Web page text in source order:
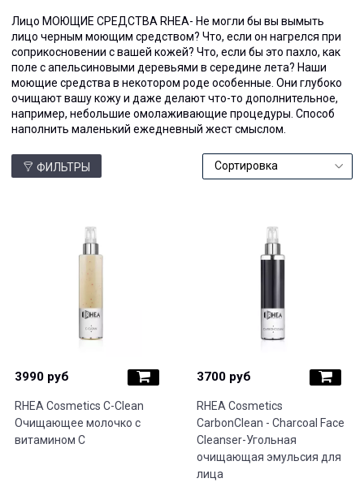
Лицо МОЮЩИЕ СРЕДСТВА RHEA- Не могли бы вы вымыть
лицо черным моющим средством? Что, если он нагрелся при
соприкосновении с вашей кожей? Что, если бы это пахло, как
поле с апельсиновыми деревьями в середине лета? Наши
моющие средства в некотором роде особенные. Они глубоко
очищают вашу кожу и даже делают что-то дополнительное,
например, небольшие омолаживающие процедуры. Способ
наполнить маленький ежедневный жест смыслом.
ФИЛЬТРЫ
3990 руб
RHEA Cosmetics C-Clean
Очищающее молочко с
витамином С
3700 руб
RHEA Cosmetics
CarbonClean - Charcoal Face
Cleanser-Угольная
очищающая эмульсия для
лица